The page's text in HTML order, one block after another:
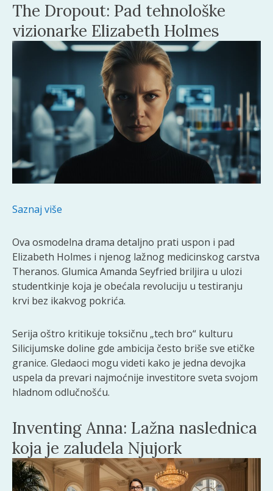
The Dropout: Pad tehnološke
vizionarke Elizabeth Holmes
Saznaj više
Ova osmodelna drama detaljno prati uspon i pad
Elizabeth Holmes i njenog lažnog medicinskog carstva
Theranos. Glumica Amanda Seyfried briljira u ulozi
studentkinje koja je obećala revoluciju u testiranju
krvi bez ikakvog pokrića.
Serija oštro kritikuje toksičnu „tech bro“ kulturu
Silicijumske doline gde ambicija često briše sve etičke
granice. Gledaoci mogu videti kako je jedna devojka
uspela da prevari najmoćnije investitore sveta svojom
hladnom odlučnošću.
Inventing Anna: Lažna naslednica
koja je zaludela Njujork